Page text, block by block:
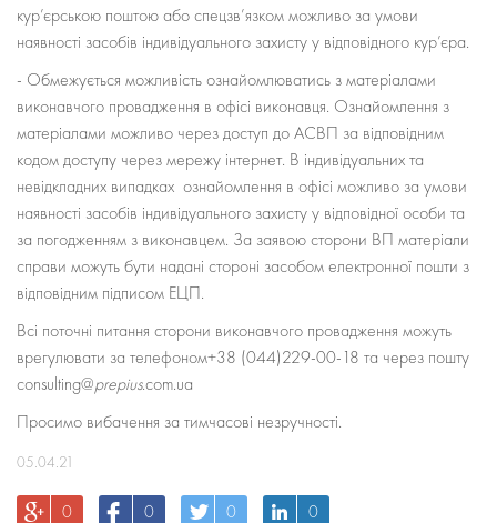
кур’єрською поштою або спецзв’язком можливо за умови
наявності засобів індивідуального захисту у відповідного кур’єра.
- Обмежується можливість ознайомлюватись з матеріалами
виконавчого провадження в офісі виконавця. Ознайомлення з
матеріалами можливо через доступ до АСВП за відповідним
кодом доступу через мережу інтернет. В індивідуальних та
невідкладних випадках ознайомлення в офісі можливо за умови
наявності засобів індивідуального захисту у відповідної особи та
за погодженням з виконавцем. За заявою сторони ВП матеріали
справи можуть бути надані стороні засобом електронної пошти з
відповідним підписом ЕЦП.
Всі поточні питання сторони виконавчого провадження можуть
врегулювати за телефоном+38 (044)229-00-18 та через пошту
consulting@prepius.com.ua
Просимо вибачення за тимчасові незручності.
05.04.21
0 0 0 0